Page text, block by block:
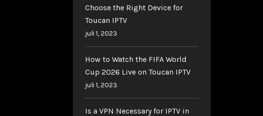
Choose the Right Device for
Toucan IPTV
juli 1, 2023
How to Watch the FIFA World
Cup 2026 Live on Toucan IPTV
juli 1, 2023
Is a VPN Necessary for IPTV in